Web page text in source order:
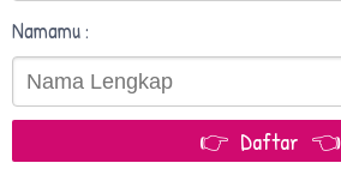
Namamu :
👉 Daftar 👈